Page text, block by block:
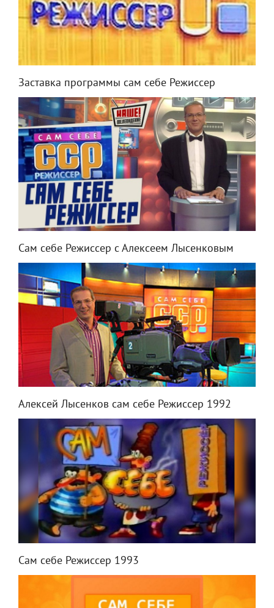
Заставка программы сам себе Режиссер
Сам себе Режиссер с Алексеем Лысенковым
Алексей Лысенков сам себе Режиссер 1992
Сам себе Режиссер 1993